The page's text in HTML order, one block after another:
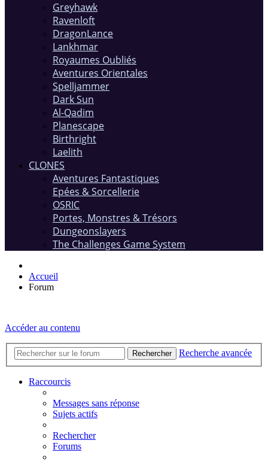
Greyhawk
Ravenloft
DragonLance
Lankhmar
Royaumes Oubliés
Aventures Orientales
Spelljammer
Dark Sun
Al-Qadim
Planescape
Birthright
Laelith
CLONES
Aventures Fantastiques
Epées & Sorcellerie
OSRIC
Portes, Monstres & Trésors
Dungeonslayers
The Challenges Game System
Accueil
Forum
Accéder au contenu
Rechercher Recherche avancée
Raccourcis
Messages sans réponse
Sujets actifs
Rechercher
Forums